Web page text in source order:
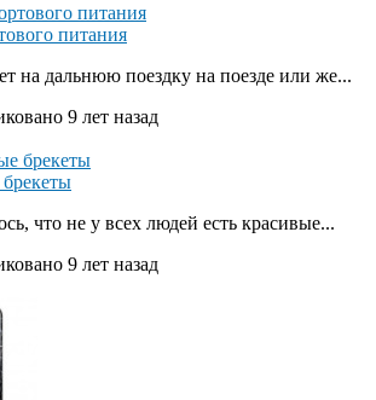
питания
на дальнюю поездку на поезде или же...
9 лет назад
что не у всех людей есть красивые...
9 лет назад